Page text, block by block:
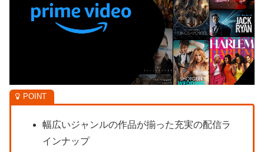
幅広いジャンルの作品が揃った充実の配信ラ
インナップ